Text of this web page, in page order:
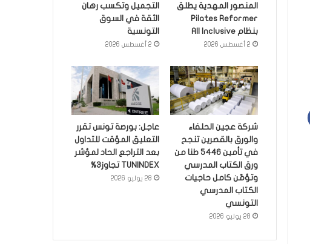
المنصور المهدية يطلق
Pilates Reformer
بنظام All Inclusive
2 أغسطس 2026
التجميل وتكسب رهان
الثقة في السوق
التونسية
2 أغسطس 2026
شركة عجين الحلفاء
والورق بالقصرين تنجح
في تأمين 5446 طنا من
ورق الكتاب المدرسي
وتؤمّن كامل حاجيات
الكتاب المدرسي
التونسي
28 يوليو 2026
عاجل: بورصة تونس تقرر
التعليق المؤقت للتداول
بعد التراجع الحاد لمؤشر
TUNINDEX تجاوز3%
28 يوليو 2026